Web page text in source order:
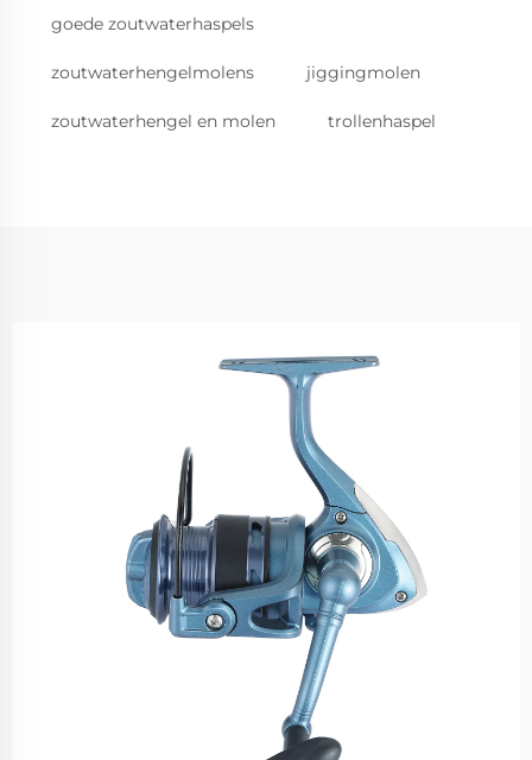
goede zoutwaterhaspels
zoutwaterhengelmolens jiggingmolen
zoutwaterhengel en molen trollenhaspel